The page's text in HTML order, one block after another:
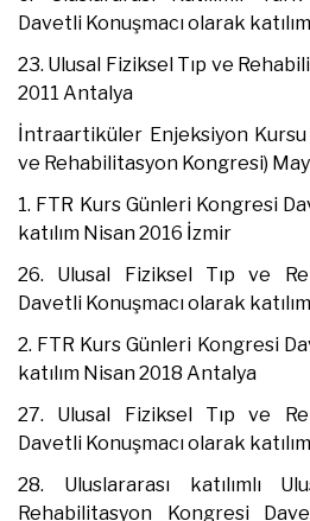
Davetli Konuşmacı olarak
23. Ulusal Fiziksel Tıp ve
2011 Antalya
İntraartiküler Enjeksiyon Kursu
ve Rehabilitasyon Kongresi)
1. FTR Kurs Günleri Kongresi
katılım Nisan 2016 İzmir
26. Ulusal Fiziksel Tıp ve
Davetli Konuşmacı olarak
2. FTR Kurs Günleri Kongresi
katılım Nisan 2018 Antalya
27. Ulusal Fiziksel Tıp ve
Davetli Konuşmacı olarak
28. Uluslararası katılımlı
Rehabilitasyon Kongresi